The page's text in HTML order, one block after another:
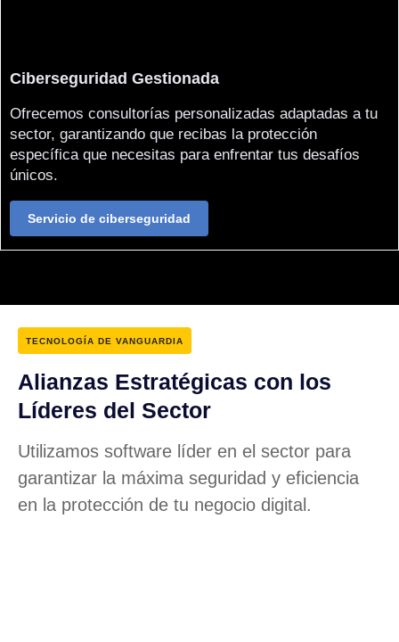
Ciberseguridad Gestionada
Ofrecemos consultorías personalizadas adaptadas a tu
sector, garantizando que recibas la protección
específica que necesitas para enfrentar tus desafíos
únicos.
Servicio de ciberseguridad
TECNOLOGÍA DE VANGUARDIA
Alianzas Estratégicas con los
Líderes del Sector
Utilizamos software líder en el sector para
garantizar la máxima seguridad y eficiencia
en la protección de tu negocio digital.